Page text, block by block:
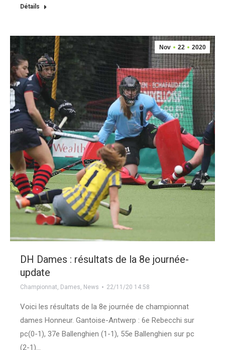
Détails
Nov 22 2020
DH Dames : résultats de la 8e journée-
update
Championnat, Dames, News 22/11/20 14:58
Voici les résultats de la 8e journée de championnat
dames Honneur. Gantoise-Antwerp : 6e Rebecchi sur
pc(0-1), 37e Ballenghien (1-1), 55e Ballenghien sur pc
(2-1)…